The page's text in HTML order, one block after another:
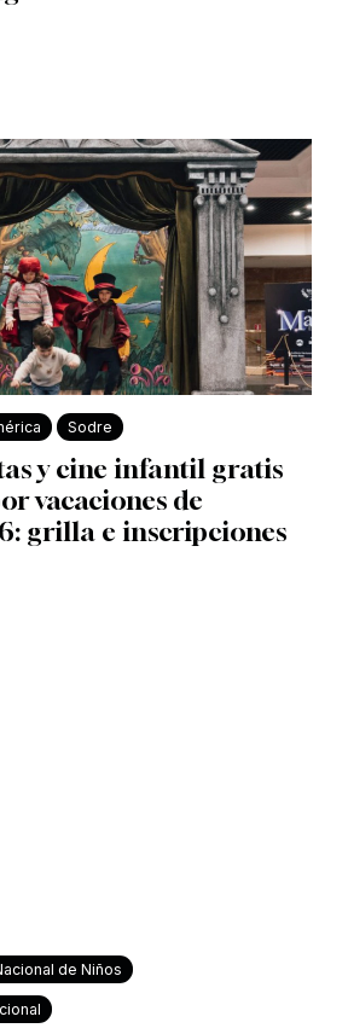
Sodre
y cine infantil gratis
vacaciones de
grilla e inscripciones
de Niños